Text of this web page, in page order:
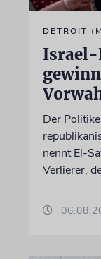
DETROIT
Israel-
Der
nennt El-
Verlierer,